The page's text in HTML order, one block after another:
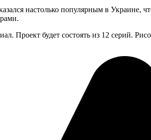
настолько популярным в Украине,
Проект будет состоять из 12 серий.